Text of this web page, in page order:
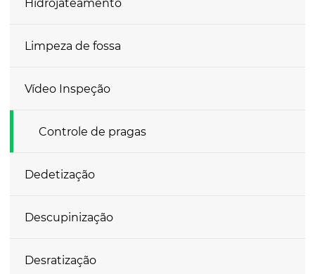
Hidrojateamento
Limpeza de fossa
Vídeo Inspeção
Controle de pragas
Dedetização
Descupinização
Desratização